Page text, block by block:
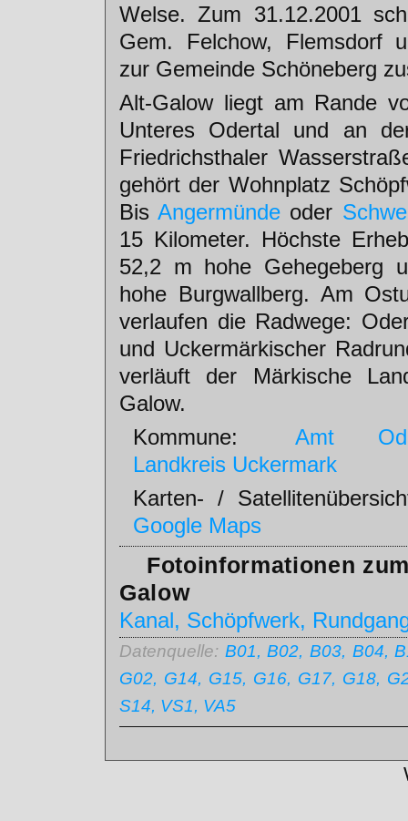
Welse. Zum 31.12.2001
Gem. Felchow, Flemsdorf
zur Gemeinde Schöneberg
Alt-Galow liegt am Rande
Unteres Odertal und an
Friedrichsthaler
gehört der Wohnplatz
BisAngermünde oder
15 Kilometer. Höchste
52,2 m hohe Gehegeberg
hohe Burgwallberg. Am
verlaufen die Radwege:
und Uckermärkischer
verläuft der Märkische
Galow.
Kommune:
Amt
Landkreis Uckermark
Karten- /
Google Maps
Fotoinformationen
Galow
Kanal, Schöpfwerk,
Datenquelle: B01, B02, B03, B04,
G02, G14, G15, G16, G17, G18,
S14, VS1, VA5